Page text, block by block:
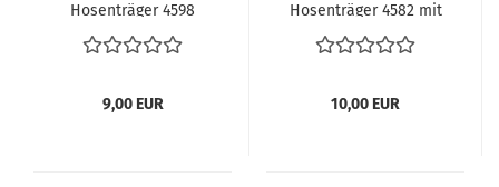
Hosenträger 4598
9,00 EUR
Hosenträger 4582 mit
Streifen
10,00 EUR